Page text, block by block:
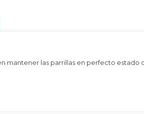
mantener las parrillas en perfecto estado